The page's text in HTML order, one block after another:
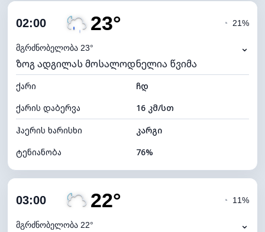
ღრუბლიანობა
ნამის წერტილი
ხილვადობა
10 კმ
განათების ინდექსი 0 (ბნელი)
ღრუბლის სიმაღლე 5920 მ
02:00 23°
მგრძნობელობა 23°
◔ 21%
⌄
ზოგ ადგილას მოსალოდნელია წვიმა
ქარი
ჩდ
ქარის დაბერვა
16 კმ/სთ
ჰაერის ხარისხი
კარგი
ტენიანობა
76%
ღრუბლიანობა
ნამის წერტილი
03:00 22°
მგრძნობელობა 22°
◔ 11%
⌄